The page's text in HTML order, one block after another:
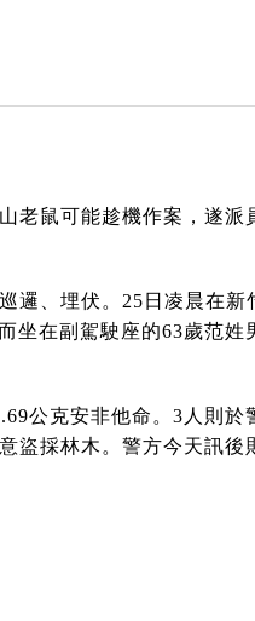
鼠可能趁機作案，遂
、埋伏。25日凌晨在
在副駕駛座的63歲范
公克安非他命。3人則
採林木。警方今天訊後